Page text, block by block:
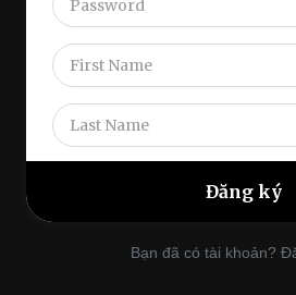
Bạn đã có tài khoản?